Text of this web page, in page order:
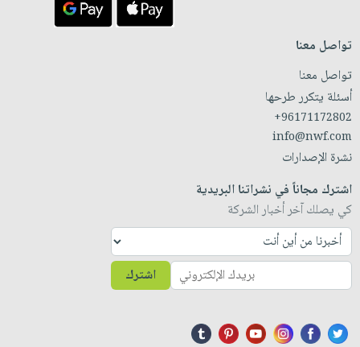
تواصل معنا
تواصل معنا
أسئلة يتكرر طرحها
+96171172802
info@nwf.com
نشرة الإصدارات
اشترك مجاناً في نشراتنا البريدية
كي يصلك آخر أخبار الشركة
اشترك